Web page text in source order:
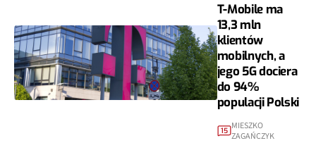
T-Mobile ma
13,3 mln
klientów
mobilnych, a
jego 5G dociera
do 94%
populacji Polski
15 MIESZKO
ZAGAŃCZYK